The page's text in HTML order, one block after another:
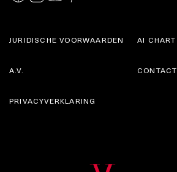
JURIDISCHE VOORWAARDEN
A.V.
AI CHART
CONTACT
PRIVACYVERKLARING